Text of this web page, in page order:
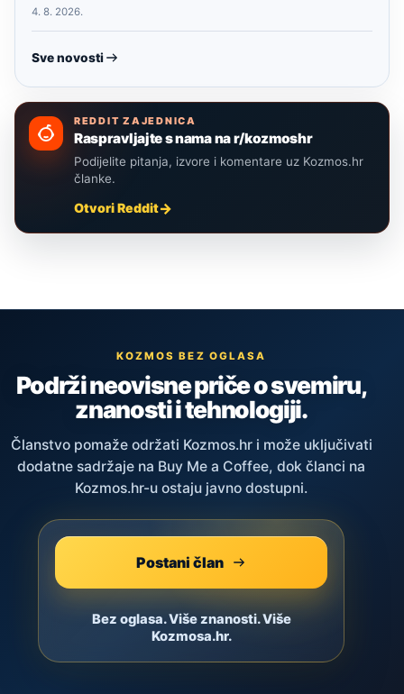
4. 8. 2026.
Sve novosti
REDDIT ZAJEDNICA
Raspravljajte s nama na r/kozmoshr
Podijelite pitanja, izvore i komentare uz Kozmos.hr
članke.
Otvori Reddit
KOZMOS BEZ OGLASA
Podrži neovisne priče o svemiru,
znanosti i tehnologiji.
Članstvo pomaže održati Kozmos.hr i može uključivati
dodatne sadržaje na Buy Me a Coffee, dok članci na
Kozmos.hr-u ostaju javno dostupni.
Postani član
Bez oglasa. Više znanosti. Više
Kozmosa.hr.